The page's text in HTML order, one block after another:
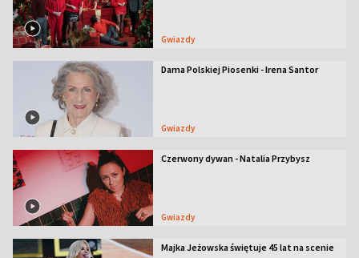
Gwiazdy
Dama Polskiej Piosenki - Irena Santor
Gwiazdy
Czerwony dywan - Natalia Przybysz
Gwiazdy
Majka Jeżowska świętuje 45 lat na scenie